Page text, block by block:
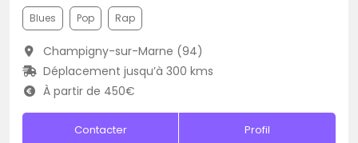
Blues Pop Rap
Champigny-sur-Marne (94)
Déplacement jusqu’à 300 kms
À partir de 450€
Contacter Profil